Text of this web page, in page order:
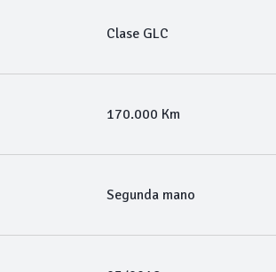
Clase GLC
170.000 Km
Segunda mano